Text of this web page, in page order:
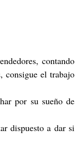
contando
consigue el trabajo
por su sueño de
dispuesto a dar si